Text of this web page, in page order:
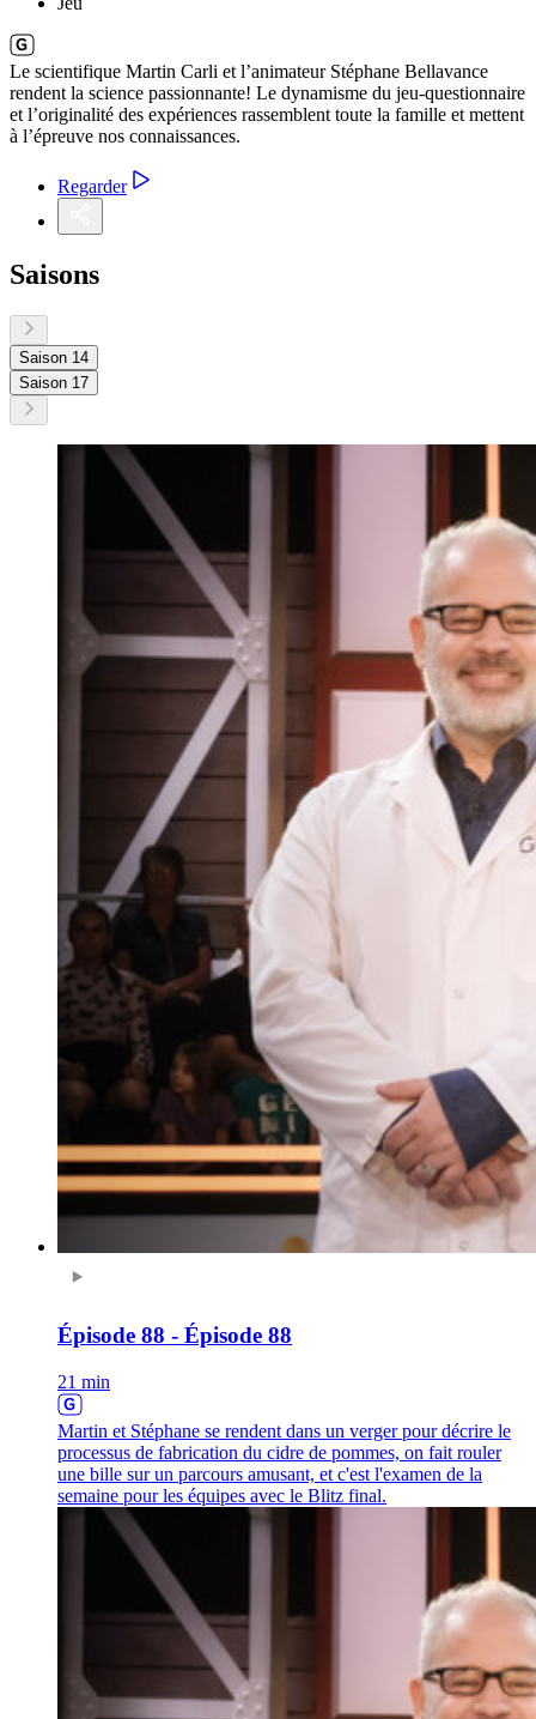
Le scientifique Martin Carli et l’animateur Stéphane Bellavance
rendent la science passionnante! Le dynamisme du jeu-questionnaire
et l’originalité des expériences rassemblent toute la famille et mettent
à l’épreuve nos connaissances.
Regarder
Saisons
Saison 14
Saison 17
Épisode 88 - Épisode 88
21 min
Martin et Stéphane se rendent dans un verger pour décrire le
processus de fabrication du cidre de pommes, on fait rouler
une bille sur un parcours amusant, et c'est l'examen de la
semaine pour les équipes avec le Blitz final.